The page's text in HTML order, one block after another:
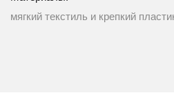
мягкий текстиль и крепкий